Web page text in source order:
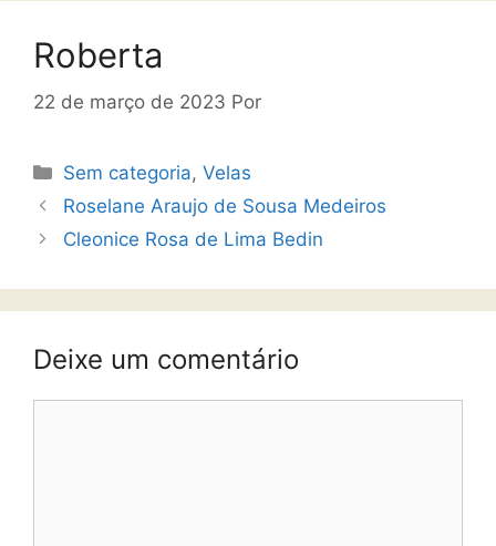
Roberta
22 de março de 2023 Por
Sem categoria,Velas
Roselane Araujo de Sousa Medeiros
Cleonice Rosa de Lima Bedin
Deixe um comentário